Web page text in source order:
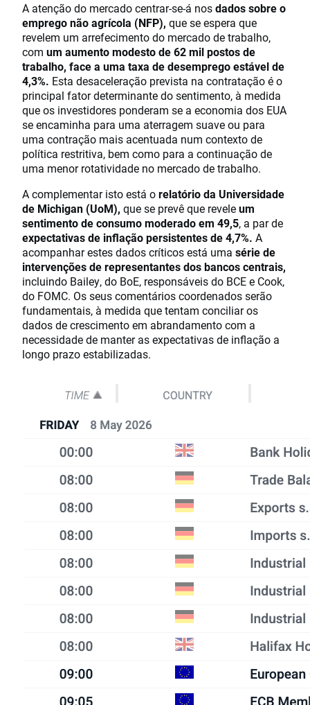
A atenção do mercado centrar-se-á nosdados sobre o
emprego não agrícola (NFP), que se espera que
revelem um arrefecimento do mercado de trabalho,
com um aumento modesto de 62 mil postos de
trabalho, face a uma taxa de desemprego estável de
4,3%. Esta desaceleração prevista na contratação é o
principal fator determinante do sentimento, à medida
que os investidores ponderam se a economia dos EUA
se encaminha para uma aterragem suave ou para
uma contração mais acentuada num contexto de
política restritiva, bem como para a continuação de
uma menor rotatividade no mercado de trabalho.
A complementar isto está orelatório da Universidade
de Michigan (UoM), que se prevê que reveleum
sentimento de consumo moderado em 49,5, a par de
expectativas de inflação persistentes de 4,7%. A
acompanhar estes dados críticos está uma série de
intervenções de representantes dos bancos centrais,
incluindo Bailey, do BoE, responsáveis do BCE e Cook,
do FOMC. Os seus comentários coordenados serão
fundamentais, à medida que tentam conciliar os
dados de crescimento em abrandamento com a
necessidade de manter as expectativas de inflação a
longo prazo estabilizadas.